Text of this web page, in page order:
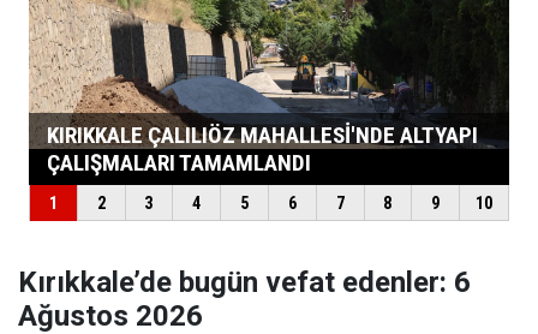
Kırıkkale’de bugün vefat edenler: 6
Ağustos 2026